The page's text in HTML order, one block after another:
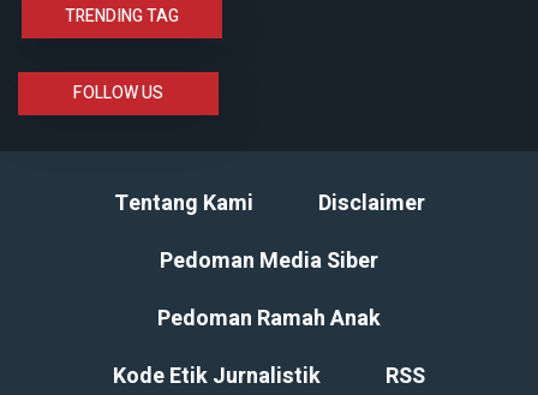
TRENDING TAG
FOLLOW US
Tentang Kami
Disclaimer
Pedoman Media Siber
Pedoman Ramah Anak
Kode Etik Jurnalistik
RSS